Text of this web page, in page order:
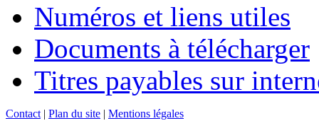
Numéros et liens utiles
Documents à télécharger
Titres payables sur
Contact | Plan du site | Mentions légales